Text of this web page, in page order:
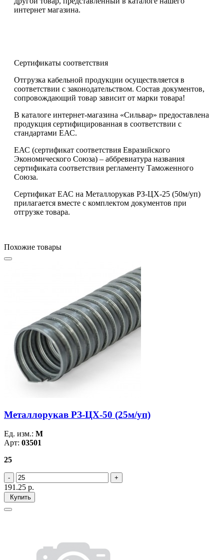
интернет магазина.
Сертификаты соответствия
Отгрузка кабельной продукции осуществляется в
соответствии с законодательством. Состав документов,
сопровождающий товар зависит от марки товара!
В каталоге интернет-магазина «Сильвар» предоставлена
продукция сертифицированная в соответствии с
стандартами ЕАС.
ЕАС (сертификат соответствия Евразийского
Экономического Союза) – аббревиатура названия
сертификата соответствия регламенту Таможенного
Союза.
Сертификат ЕАС на Металлорукав РЗ-ЦХ-25 (50м/уп)
прилагается вместе с комплектом документов при
отгрузке товара.
Похожие товары
Металлорукав РЗ-ЦХ-50 (25м/уп)
Ед. изм.: М
Арт: 03501
25
191.25 р.
Купить